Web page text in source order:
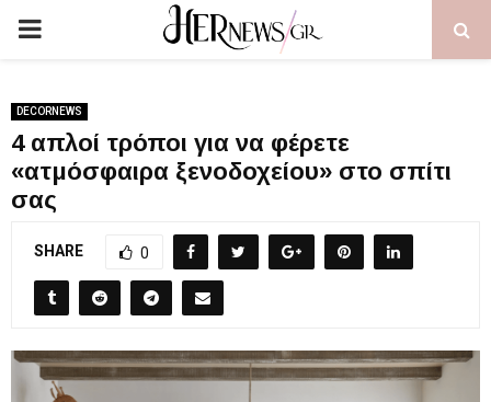
PRIMARY
DECORNEWS
4 απλοί τρόποι για να φέρετε
«ατμόσφαιρα ξενοδοχείου» στο σπίτι
σας
SHARE 0